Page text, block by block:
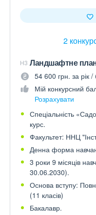
2
H3 Ландшафтне
54 600 грн. за рік
Мій конкурсний
Розрахувати
Спеціальність
курс.
Факультет: ННЦ
Денна форма
3 роки 9 місяців
30.06.2030).
Основа вступу:
(11 класів)
Бакалавр.